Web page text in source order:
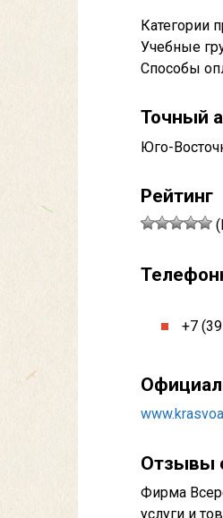
Категории
Учебные
Способы
Точный
Юго-
Рейтинг
+7
Отзывы
Фирма
услуги и